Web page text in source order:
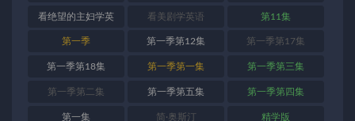
看绝望的主妇学英
语
看美剧学英语 第11集
第一季 第一季第12集 第一季第17集
第一季第18集 第一季第一集 第一季第三集
第一季第二集 第一季第五集 第一季第四集
第一集 简·奥斯汀 精学版